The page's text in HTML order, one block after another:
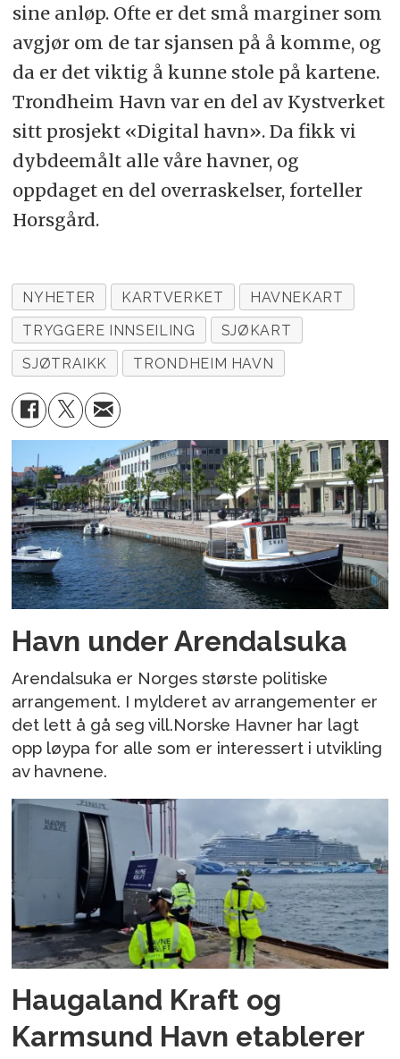
sine anløp. Ofte er det små marginer som
avgjør om de tar sjansen på å komme, og
da er det viktig å kunne stole på kartene.
Trondheim Havn var en del av Kystverket
sitt prosjekt «Digital havn». Da fikk vi
dybdeemålt alle våre havner, og
oppdaget en del overraskelser, forteller
Horsgård.
NYHETER KARTVERKET
HAVNEKART
TRYGGERE INNSEILING
SJØKART
SJØTRAIKK
TRONDHEIM HAVN
Havn under Arendalsuka
Arendalsuka er Norges største politiske
arrangement. I mylderet av arrangementer er
det lett å gå seg vill.Norske Havner har lagt
opp løypa for alle som er interessert i utvikling
av havnene.
Haugaland Kraft og
Karmsund Havn etablerer